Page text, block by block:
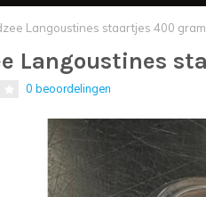
Langoustines staartjes 400 gram
Langoustines
0 beoordelingen